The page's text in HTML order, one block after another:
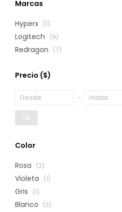
Marcas
Hyperx (1)
Logitech (9)
Redragon (7)
Precio ($)
OK
Color
Rosa
(2)
Violeta (1)
Gris (1)
Blanco (3)